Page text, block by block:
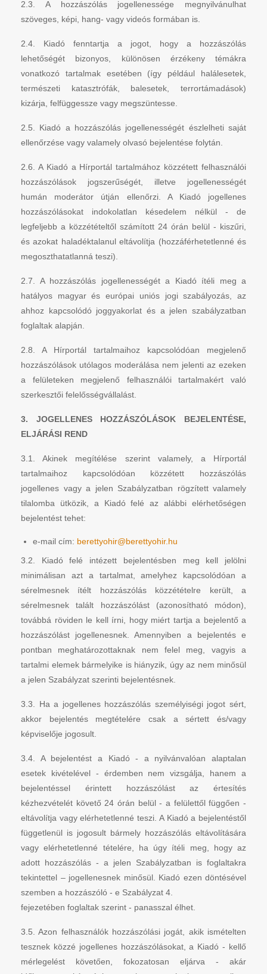
2.3. A hozzászólás jogellenessége megnyilvánulhat
szöveges, képi, hang- vagy videós formában is.
2.4. Kiadó fenntartja a jogot, hogy a hozzászólás
lehetőségét bizonyos, különösen érzékeny témákra
vonatkozó tartalmak esetében (így például halálesetek,
természeti katasztrófák, balesetek, terrortámadások)
kizárja, felfüggessze vagy megszüntesse.
2.5. Kiadó a hozzászólás jogellenességét észlelheti saját
ellenőrzése vagy valamely olvasó bejelentése folytán.
2.6. A Kiadó a Hírportál tartalmához közzétett felhasználói
hozzászólások jogszerűségét, illetve jogellenességét
humán moderátor útján ellenőrzi. A Kiadó jogellenes
hozzászólásokat indokolatlan késedelem nélkül - de
legfeljebb a közzétételtől számított 24 órán belül - kiszűri,
és azokat haladéktalanul eltávolítja (hozzáférhetetlenné és
megoszthatatlanná teszi).
2.7. A hozzászólás jogellenességét a Kiadó ítéli meg a
hatályos magyar és európai uniós jogi szabályozás, az
ahhoz kapcsolódó joggyakorlat és a jelen szabályzatban
foglaltak alapján.
2.8. A Hírportál tartalmaihoz kapcsolódóan megjelenő
hozzászólások utólagos moderálása nem jelenti az ezeken
a felületeken megjelenő felhasználói tartalmakért való
szerkesztői felelősségvállalást.
3. JOGELLENES HOZZÁSZÓLÁSOK BEJELENTÉSE,
ELJÁRÁSI REND
3.1. Akinek megítélése szerint valamely, a Hírportál
tartalmaihoz kapcsolódóan közzétett hozzászólás
jogellenes vagy a jelen Szabályzatban rögzített valamely
tilalomba ütközik, a Kiadó felé az alábbi elérhetőségen
bejelentést tehet:
e-mail cím: berettyohir@berettyohir.hu
3.2. Kiadó felé intézett bejelentésben meg kell jelölni
minimálisan azt a tartalmat, amelyhez kapcsolódóan a
sérelmesnek ítélt hozzászólás közzétételre került, a
sérelmesnek talált hozzászólást (azonosítható módon),
továbbá röviden le kell írni, hogy miért tartja a bejelentő a
hozzászólást jogellenesnek. Amennyiben a bejelentés e
pontban meghatározottaknak nem felel meg, vagyis a
tartalmi elemek bármelyike is hiányzik, úgy az nem minősül
a jelen Szabályzat szerinti bejelentésnek.
3.3. Ha a jogellenes hozzászólás személyiségi jogot sért,
akkor bejelentés megtételére csak a sértett és/vagy
képviselője jogosult.
3.4. A bejelentést a Kiadó - a nyilvánvalóan alaptalan
esetek kivételével - érdemben nem vizsgálja, hanem a
bejelentéssel érintett hozzászólást az értesítés
kézhezvételét követő 24 órán belül - a felülettől függően -
eltávolítja vagy elérhetetlenné teszi. A Kiadó a bejelentéstől
függetlenül is jogosult bármely hozzászólás eltávolítására
vagy elérhetetlenné tételére, ha úgy ítéli meg, hogy az
adott hozzászólás - a jelen Szabályzatban is foglaltakra
tekintettel – jogellenesnek minősül. Kiadó ezen döntésével
szemben a hozzászóló - e Szabályzat 4.
fejezetében foglaltak szerint - panasszal élhet.
3.5. Azon felhasználók hozzászólási jogát, akik ismételten
tesznek közzé jogellenes hozzászólásokat, a Kiadó - kellő
mérlegelést követően, fokozatosan eljárva - akár